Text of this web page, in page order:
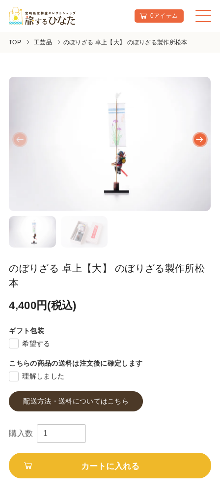
0アイテム
TOP 工芸品 のぼりざる 卓上【大】 のぼりざる製作所松本
のぼりざる 卓上【大】 のぼりざる製作所松
本
4,400円(税込)
配送方法・送料についてはこちら
ギフト包装
希望する
こちらの商品の送料は注文後に確定します
理解しました
購入数
カートに入れる